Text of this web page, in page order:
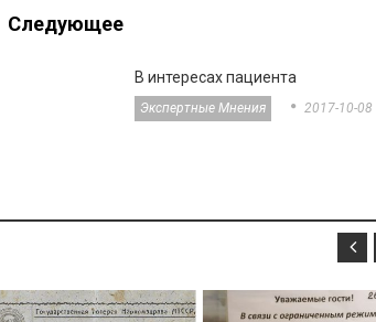
Следующее
В интересах пациента
Экспертные Мнения 2017-10-08